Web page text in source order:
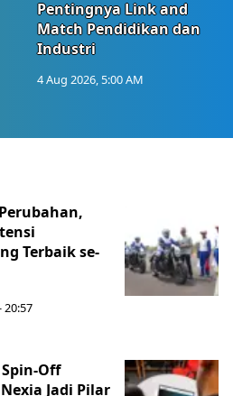
Pentingnya Link and
Match Pendidikan dan
Industri
4 Aug 2026, 5:00 AM
Terbaik se-
20:57
Off
Jadi Pilar